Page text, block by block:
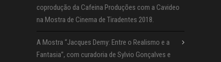
coprodução da Cafeina Produções com a Cavideo
na Mostra de Cinema de Tiradentes 2018.
A Mostra “Jacques Demy: Entre o Realismo e a
Fantasia”, com curadoria de Sylvio Gonçalves e